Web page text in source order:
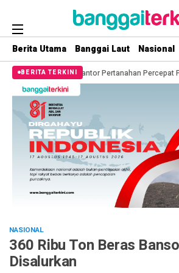
Berita Utama Banggai Laut Nasional
BERITA TERKINI
Kantor Pertanahan Percepat Penataan Aset
NASIONAL
360 Ribu Ton Beras
Disalurkan